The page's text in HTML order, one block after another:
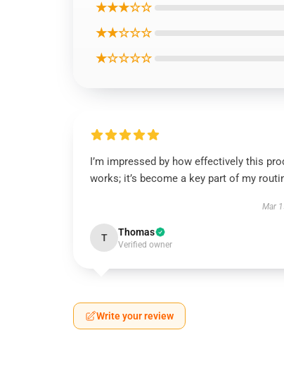
★★★☆☆
★★☆☆☆
★☆☆☆☆
I’m impressed by how effectively this
works; it’s become a key part of my
Mar
T Thomas
Verified owner
Write your review